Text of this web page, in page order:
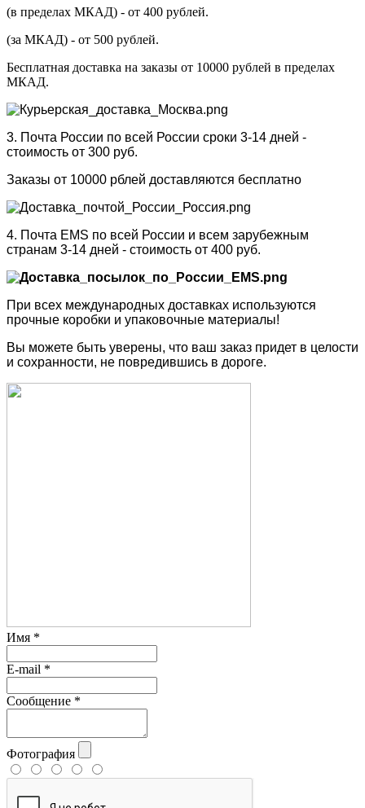
(в пределах МКАД) - от 400 рублей.
(за МКАД) - от 500 рублей.
Бесплатная доставка на заказы от 10000 рублей в пределах
МКАД.
3. Почта России по всей России сроки 3-14 дней -
стоимость от 300 руб.
Заказы от 10000 рблей доставляются бесплатно
4. Почта EMS по всей России и всем зарубежным
странам 3-14 дней - стоимость от 400 руб.
При всех международных доставках используются
прочные коробки и упаковочные материалы!
Вы можете быть уверены, что ваш заказ придет в целости
и сохранности, не повредившись в дороге.
Имя *
E-mail *
Сообщение *
Фотография